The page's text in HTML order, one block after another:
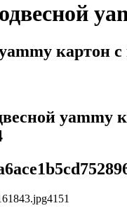
картон
yammy
41 51